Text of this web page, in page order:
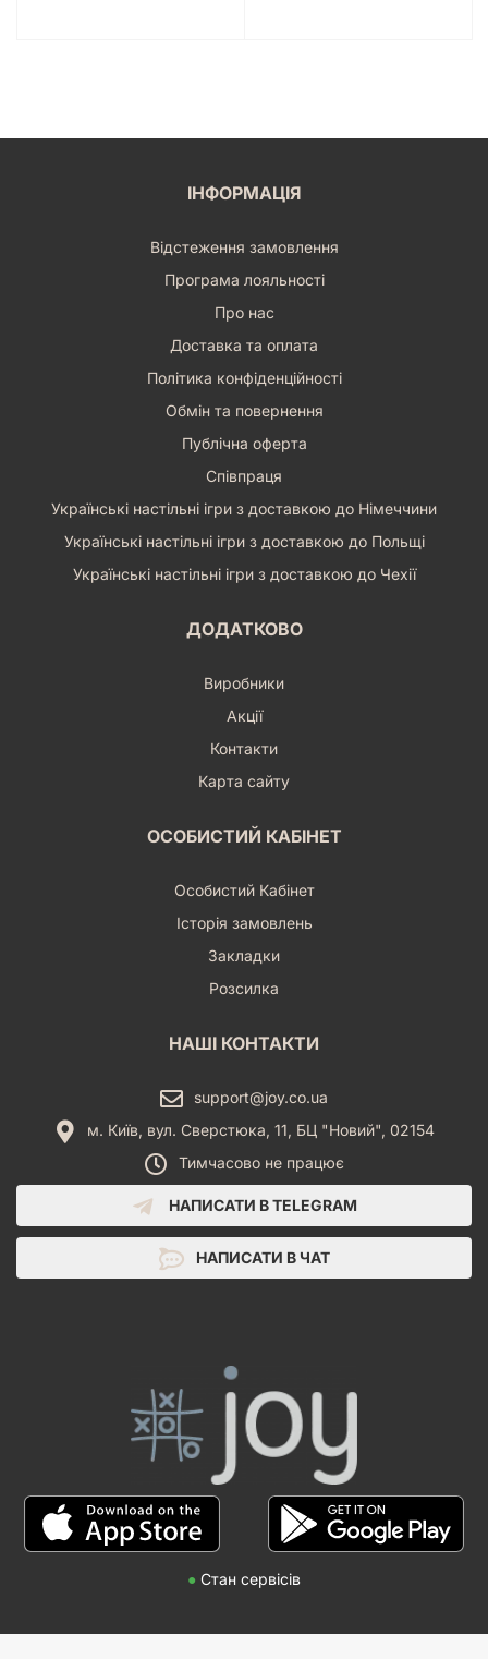
ІНФОРМАЦІЯ
Відстеження замовлення
Програма лояльності
Про нас
Доставка та оплата
Політика конфіденційності
Обмін та повернення
Публічна оферта
Співпраця
Українські настільні ігри з доставкою до Німеччини
Українські настільні ігри з доставкою до Польщі
Українські настільні ігри з доставкою до Чехії
ДОДАТКОВО
Виробники
Акції
Контакти
Карта сайту
ОСОБИСТИЙ КАБІНЕТ
Особистий Кабінет
Історія замовлень
Закладки
Розсилка
НАШІ КОНТАКТИ
support@joy.co.ua
м. Київ, вул. Сверстюка, 11, БЦ "Новий", 02154
Тимчасово не працює
НАПИСАТИ В TELEGRAM
НАПИСАТИ В ЧАТ
● Стан сервісів